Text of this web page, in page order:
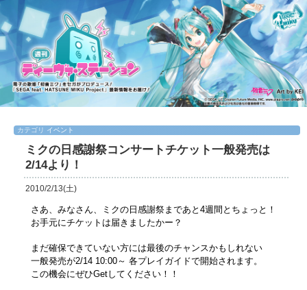
カテゴリ イベント
ミクの日感謝祭コンサートチケット一般発売は
2/14より！
2010/2/13(土)
さあ、みなさん、ミクの日感謝祭まであと4週間とちょっと！
お手元にチケットは届きましたかー？
まだ確保できていない方には最後のチャンスかもしれない
一般発売が2/14 10:00～ 各プレイガイドで開始されます。
この機会にぜひGetしてください！！